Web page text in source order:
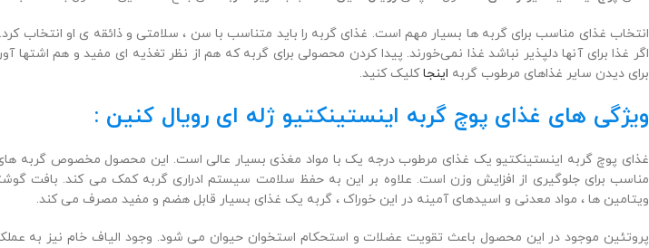
انتخاب غذای مناسب برای گربه ها بسیار مهم است. غذای گربه را باید متناسب با سن ، سلامتی و ذائقه ی او انتخاب
اگر غذا برای آنها دلپذیر نباشدغذا نمی‌خورند. پیدا کردن محصولی برای گربه که هم از نظر تغذیه ای مفید و هم اشتها
برای دیدن سایر غذاهای مرطوب گربه اینجاکلیک کنید.
ویژگی های غذای پوچ گربه اینستینکتیو ژله ای رویال کنین :
غذای پوچ گربه اینستینکتیو یک غذای مرطوب درجه یک با مواد مغذی بسیار عالی است. این محصول مخصوص گربه های بالغ سن 1 تا 7 سال است. طعم این خوراک متناسب با ذائقه
مناسب برای جلوگیری از افزایش وزن است. علاوه بر این به حفظ سلامت سیستم ادراری گربه کمک می کند. بافت
ویتامین ها ، مواد معدنی و اسیدهای آمینه در این خوراک ، گربه یک غذای بسیار قابل هضم و مفید مصرف می کند.
پروتئین موجود در این محصول باعث تقویت عضلات و استحکام استخوان حیوان می شود. وجود الیاف خام نیز به